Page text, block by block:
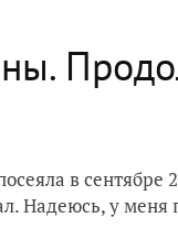
в сентябре
Надеюсь, у меня